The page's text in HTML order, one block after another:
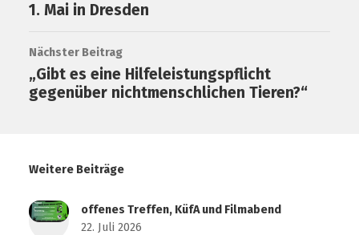
1. Mai in Dresden
Nächster Beitrag
„Gibt es eine Hilfeleistungspflicht
gegenüber nichtmenschlichen Tieren?“
Weitere Beiträge
offenes Treffen, KüfA und Filmabend
22. Juli 2026